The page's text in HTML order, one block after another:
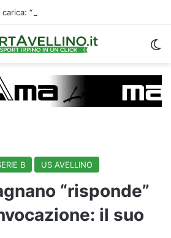
B US AVELLINO
“risponde”
il suo